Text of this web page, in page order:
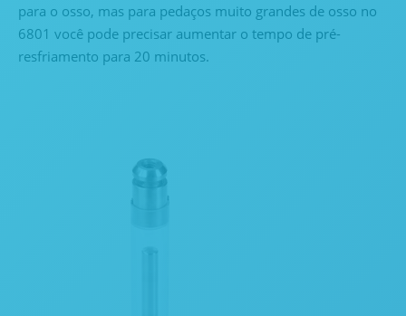
para o osso, mas para pedaços muito grandes de osso no
6801 você pode precisar aumentar o tempo de pré-
resfriamento para 20 minutos.